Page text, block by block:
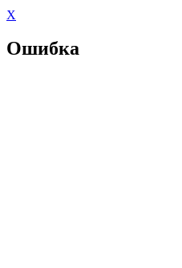
X
Ошибка